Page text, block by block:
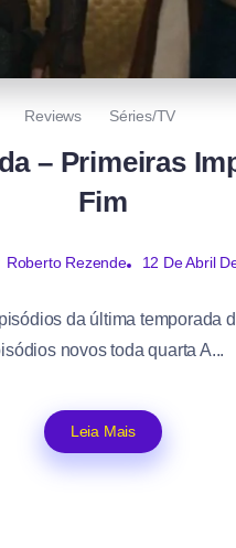
Reviews Séries/TV
– Primeiras
Fim
Roberto Rezende 12 De Abril
da última temporada
novos toda quarta A...
Leia Mais